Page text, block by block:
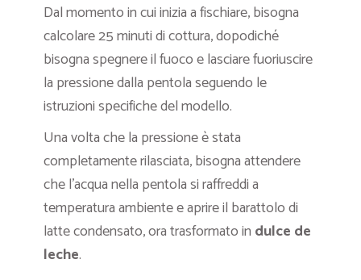
Dal momento in cui inizia a fischiare, bisogna
calcolare 25 minuti di cottura, dopodiché
bisogna spegnere il fuoco e lasciare fuoriuscire
la pressione dalla pentola seguendo le
istruzioni specifiche del modello.
Una volta che la pressione è stata
completamente rilasciata, bisogna attendere
che l’acqua nella pentola si raffreddi a
temperatura ambiente e aprire il barattolo di
latte condensato, ora trasformato in dulce de
leche.